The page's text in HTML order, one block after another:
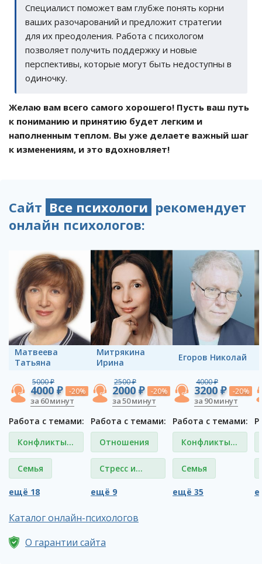
Специалист поможет вам глубже понять корни
ваших разочарований и предложит стратегии
для их преодоления. Работа с психологом
позволяет получить поддержку и новые
перспективы, которые могут быть недоступны в
одиночку.
Желаю вам всего самого хорошего! Пусть ваш путь
к пониманию и принятию будет легким и
наполненным теплом. Вы уже делаете важный шаг
к изменениям, и это вдохновляет!
Сайт Все психологи рекомендует
онлайн психологов:
Матвеева
Татьяна
5000 ₽
4000 ₽ -20%
за 60 минут
Работа с темами:
Конфликты
на работе
Семья
ещё 18
Митрякина
Ирина
2500 ₽
2000 ₽ -20%
за 50 минут
Работа с темами:
Отношения
Стресс и
депрессия
ещё 9
Егоров Николай
4000 ₽
3200 ₽ -20%
за 90 минут
Работа с темами:
Конфликты
на работе
Семья
ещё 35
Каталог онлайн-психологов
О гарантии сайта